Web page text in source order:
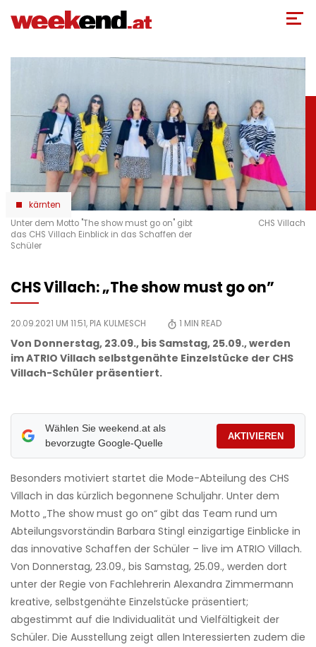
zum
kärnten
Unter dem Motto "The show must go on" gibt
das CHS Villach Einblick in das Schaffen der
Schüler
CHS Villach
CHS Villach: „The show must go on”
20.09.2021 UM 11:51, PIA KULMESCH 1 MIN READ
Von Donnerstag, 23.09., bis Samstag, 25.09., werden
im ATRIO Villach selbstgenähte Einzelstücke der CHS
Villach-Schüler präsentiert.
Wählen Sie weekend.at als
bevorzugte Google-Quelle
AKTIVIEREN
Besonders motiviert startet die Mode-Abteilung des CHS
Villach in das kürzlich begonnene Schuljahr. Unter dem
Motto „The show must go on“ gibt das Team rund um
Abteilungsvorständin Barbara Stingl einzigartige Einblicke in
das innovative Schaffen der Schüler – live im ATRIO Villach.
Von Donnerstag, 23.09., bis Samstag, 25.09., werden dort
unter der Regie von Fachlehrerin Alexandra Zimmermann
kreative, selbstgenähte Einzelstücke präsentiert;
abgestimmt auf die Individualität und Vielfältigkeit der
Schüler. Die Ausstellung zeigt allen Interessierten zudem die